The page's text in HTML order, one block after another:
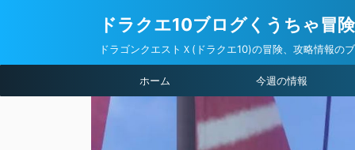
ドラクエ10ブログくうちゃ冒
ドラゴンクエストＸ(ドラクエ10)の冒険、攻略情報の
ホーム 今週の情報